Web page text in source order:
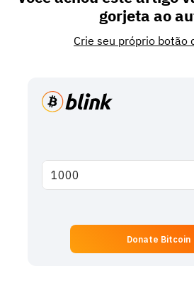
gorjeta ao
Crie seu próprio botão
Donate Bitcoin